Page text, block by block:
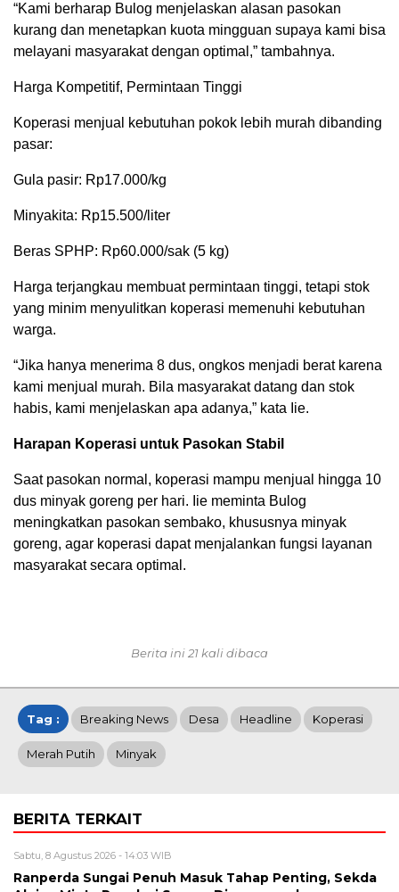
“Kami berharap Bulog menjelaskan alasan pasokan
kurang dan menetapkan kuota mingguan supaya kami bisa
melayani masyarakat dengan optimal,” tambahnya.
Harga Kompetitif, Permintaan Tinggi
Koperasi menjual kebutuhan pokok lebih murah dibanding
pasar:
Gula pasir: Rp17.000/kg
Minyakita: Rp15.500/liter
Beras SPHP: Rp60.000/sak (5 kg)
Harga terjangkau membuat permintaan tinggi, tetapi stok
yang minim menyulitkan koperasi memenuhi kebutuhan
warga.
“Jika hanya menerima 8 dus, ongkos menjadi berat karena
kami menjual murah. Bila masyarakat datang dan stok
habis, kami menjelaskan apa adanya,” kata Iie.
Harapan Koperasi untuk Pasokan Stabil
Saat pasokan normal, koperasi mampu menjual hingga 10
dus minyak goreng per hari. Iie meminta Bulog
meningkatkan pasokan sembako, khususnya minyak
goreng, agar koperasi dapat menjalankan fungsi layanan
masyarakat secara optimal.
Berita ini 21 kali dibaca
Tag : Breaking News Desa Headline Koperasi
Merah Putih Minyak
BERITA TERKAIT
Sabtu, 8 Agustus 2026 - 14:03 WIB
Ranperda Sungai Penuh Masuk Tahap Penting, Sekda